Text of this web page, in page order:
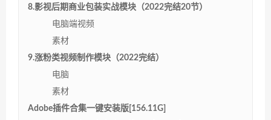
8.影视后期商业包装实战模块（2022完结20节）
电脑端视频
素材
9.涨粉类视频制作模块（2022完结）
电脑
素材
Adobe插件合集一键安装版[156.11G]